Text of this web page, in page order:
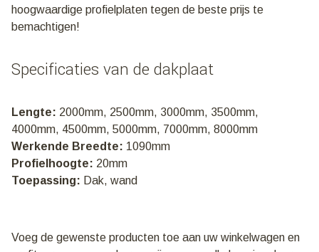
hoogwaardige profielplaten tegen de beste prijs te
bemachtigen!
Specificaties van de dakplaat
Lengte: 2000mm, 2500mm, 3000mm, 3500mm,
4000mm, 4500mm, 5000mm, 7000mm, 8000mm
Werkende Breedte: 1090mm
Profielhoogte: 20mm
Toepassing: Dak, wand
Voeg de gewenste producten toe aan uw winkelwagen en